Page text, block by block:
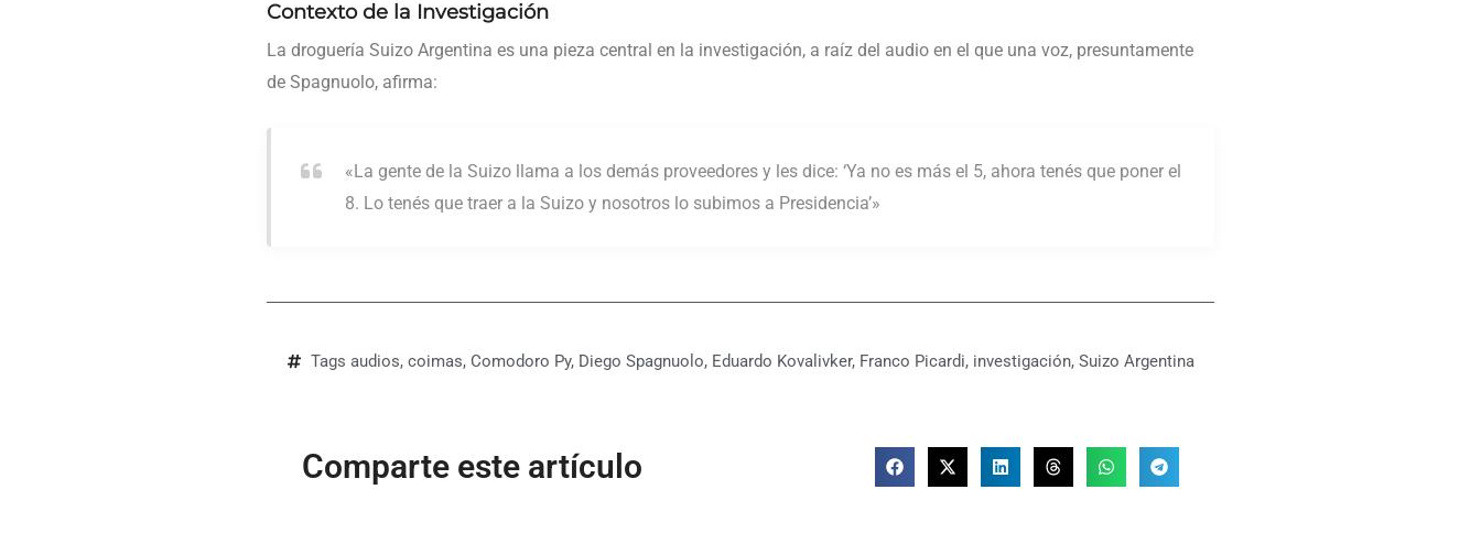
Contexto de la Investigación
La droguería Suizo Argentina es una pieza central en la investigación, a raíz del audio en el que una voz, presuntamente
de Spagnuolo, afirma:
«La gente de la Suizo llama a los demás proveedores y les dice: ‘Ya no es más el 5, ahora tenés que poner el
8. Lo tenés que traer a la Suizo y nosotros lo subimos a Presidencia’»
Tags audios, coimas, Comodoro Py, Diego Spagnuolo, Eduardo Kovalivker, Franco Picardi, investigación, Suizo Argentina
Comparte este artículo